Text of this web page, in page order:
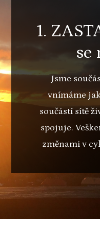
1.
se
Jsme
vnímáme
součástí sítě
spojuje.
změnami v